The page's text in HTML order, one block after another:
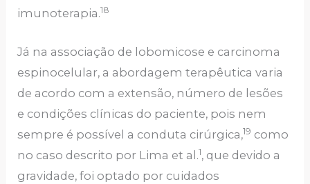
imunoterapia.18
Já na associação de lobomicose e carcinoma
espinocelular, a abordagem terapêutica varia
de acordo com a extensão, número de lesões
e condições clínicas do paciente, pois nem
sempre é possível a conduta cirúrgica,19 como
no caso descrito por Lima et al.1, que devido a
gravidade, foi optado por cuidados